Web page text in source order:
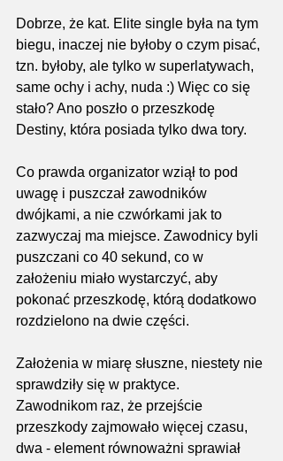
Dobrze, że kat. Elite single była na tym
biegu, inaczej nie byłoby o czym pisać,
tzn. byłoby, ale tylko w superlatywach,
same ochy i achy, nuda :) Więc co się
stało? Ano poszło o przeszkodę
Destiny, która posiada tylko dwa tory.
Co prawda organizator wziął to pod
uwagę i puszczał zawodników
dwójkami, a nie czwórkami jak to
zazwyczaj ma miejsce. Zawodnicy byli
puszczani co 40 sekund, co w
założeniu miało wystarczyć, aby
pokonać przeszkodę, którą dodatkowo
rozdzielono na dwie części.
Założenia w miarę słuszne, niestety nie
sprawdziły się w praktyce.
Zawodnikom raz, że przejście
przeszkody zajmowało więcej czasu,
dwa - element równoważni sprawiał